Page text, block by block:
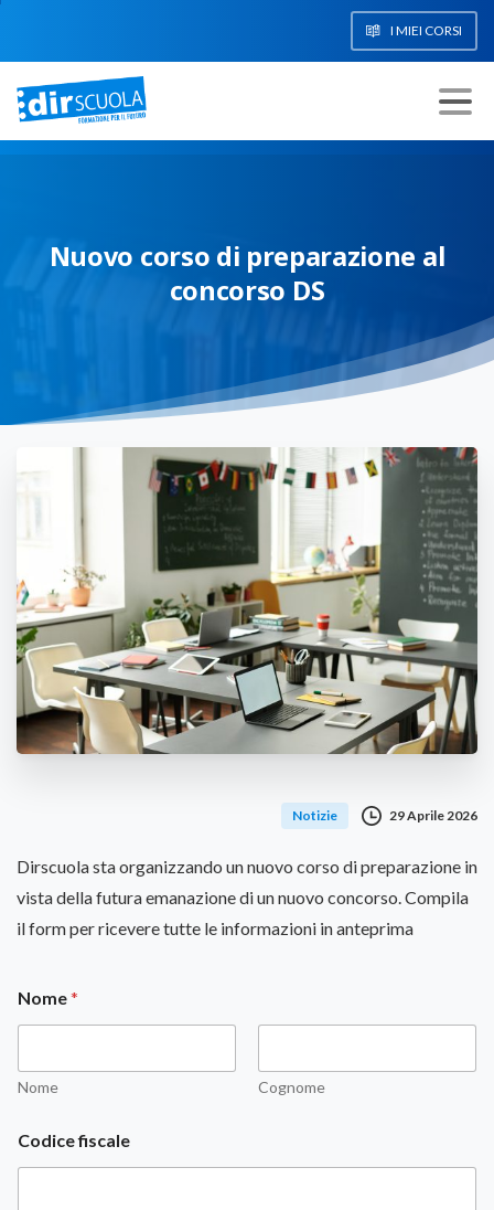
I MIEI CORSI
Nuovo corso di preparazione al
concorso DS
Notizie 29 Aprile 2026
Dirscuola sta organizzando un nuovo corso di preparazione in
vista della futura emanazione di un nuovo concorso. Compila
il form per ricevere tutte le informazioni in anteprima
Nome*
Nome Cognome
Codice fiscale